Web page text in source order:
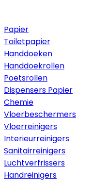
Papier
Toiletpapier
Handdoeken
Handdoekrollen
Poetsrollen
Dispensers Papier
Chemie
Vloerbeschermers
Vloerreinigers
Interieurreinigers
Sanitairreinigers
Luchtverfrissers
Handreinigers